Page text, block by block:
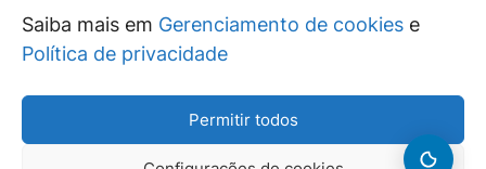
Saiba mais em Gerenciamento de cookies e
Política de privacidade
Permitir todos
SIGA